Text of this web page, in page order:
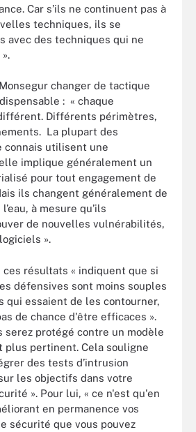
Car s’ils ne continuent pas à
techniques, ils se
avec des techniques qui ne
changer de tactique
: « chaque
Différents périmètres,
La plupart des
connais utilisent une
implique généralement un
pour tout engagement de
ils changent généralement de
à mesure qu’ils
de nouvelles vulnérabilités,
».
ces résultats « indiquent que si
défensives sont moins souples
qui essaient de les contourner,
de chance d'être efficaces ».
serez protégé contre un modèle
plus pertinent. Cela souligne
des tests d’intrusion
les objectifs dans votre
». Pour lui, « ce n'est qu'en
en permanence vos
sécurité que vous pouvez